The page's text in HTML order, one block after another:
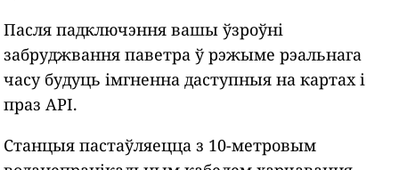
Пасля падключэння вашы ўзроўні
забруджвання паветра ў рэжыме рэальнага
часу будуць імгненна даступныя на картах і
праз API.
Станцыя пастаўляецца з 10-метровым